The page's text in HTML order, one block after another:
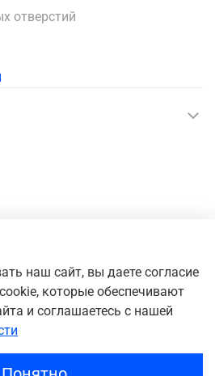
отверстий
наш сайт, вы даете согласие
которые обеспечивают
и соглашаетесь с нашей